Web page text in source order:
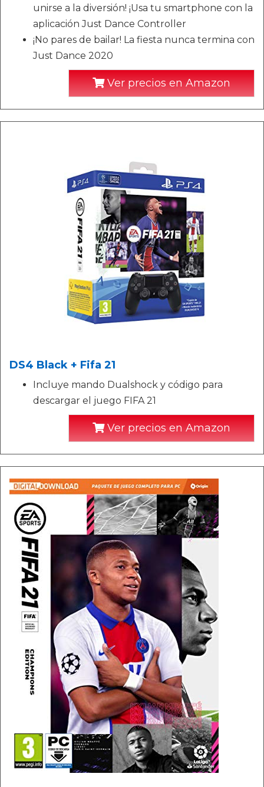
unirse a la diversión! ¡Usa tu smartphone con la
aplicación Just Dance Controller
¡No pares de bailar! La fiesta nunca termina con
Just Dance 2020
Ver precios en Amazon
DS4 Black + Fifa 21
Incluye mando Dualshock y código para
descargar el juego FIFA 21
Ver precios en Amazon